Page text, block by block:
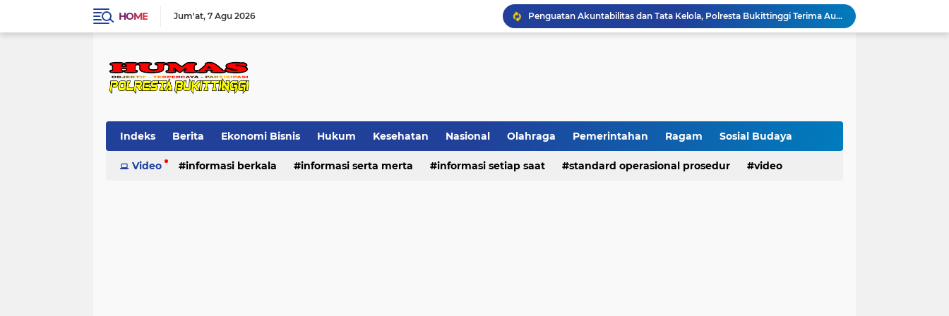
HOME Jum'at 7 Agu 2026
Penguatan Akuntabilitas dan Tata Kelola, Polresta Bukittinggi Terima Audit Kinerja dari Tim BPK RI
Indeks Berita Ekonomi Bisnis Hukum Kesehatan Nasional Olahraga Pemerintahan Ragam Sosial Budaya
Standard Operasional Prosedur Video
Video informasi berkala informasi serta merta informasi setiap saat standard operasional prosedur video